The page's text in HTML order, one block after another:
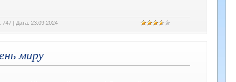
747 | Дата: 23.09.2024
миру